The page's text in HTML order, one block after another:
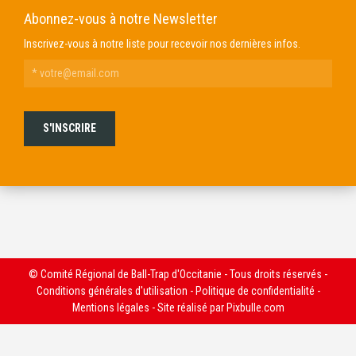
Abonnez-vous à notre Newsletter
Inscrivez-vous à notre liste pour recevoir nos dernières infos.
© Comité Régional de Ball-Trap d'Occitanie - Tous droits réservés -
Conditions générales d'utilisation - Politique de confidentialité -
Mentions légales - Site réalisé par Pixbulle.com